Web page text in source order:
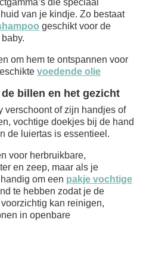
die speciaal
van je kindje. Zo bestaat
geschikt voor de
om hem te ontspannen voor
voedende olie
billen en het gezicht
verschoont of zijn handjes of
vochtige doekjes bij de hand
de luiertas is essentieel.
voor herbruikbare,
en zeep, maar als je
om een pakje vochtige
te hebben zodat je de
kan reinigen,
in openbare